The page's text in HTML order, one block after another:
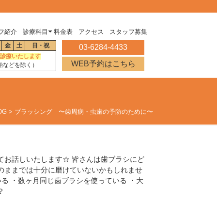
紹介 診療科目 料金表 アクセス
スタッフ募集
金 土
日・祝
療いたします
などを除く）
03-6284-4433
WEB予約はこちら
> ブラッシング 〜歯周病・虫歯の予防のために〜
話しいたします☆ 皆さんは歯ブラシにど
までは十分に磨けていないかもしれませ
・数ヶ月同じ歯ブラシを使っている ・大